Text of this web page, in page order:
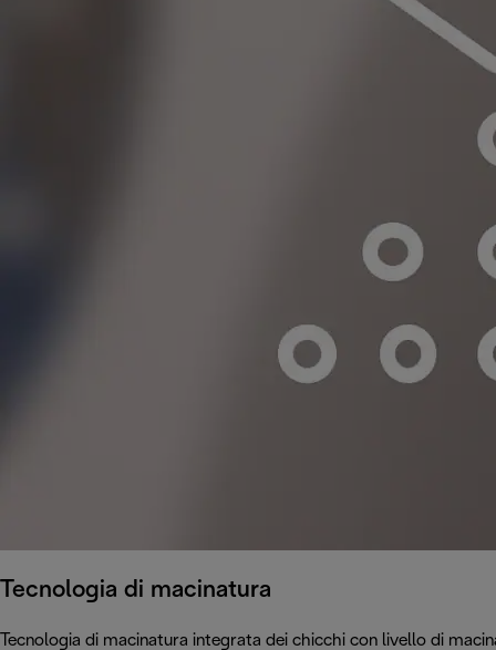
Tecnologia di macinatura
Tecnologia di macinatura integrata dei chicchi con livello di